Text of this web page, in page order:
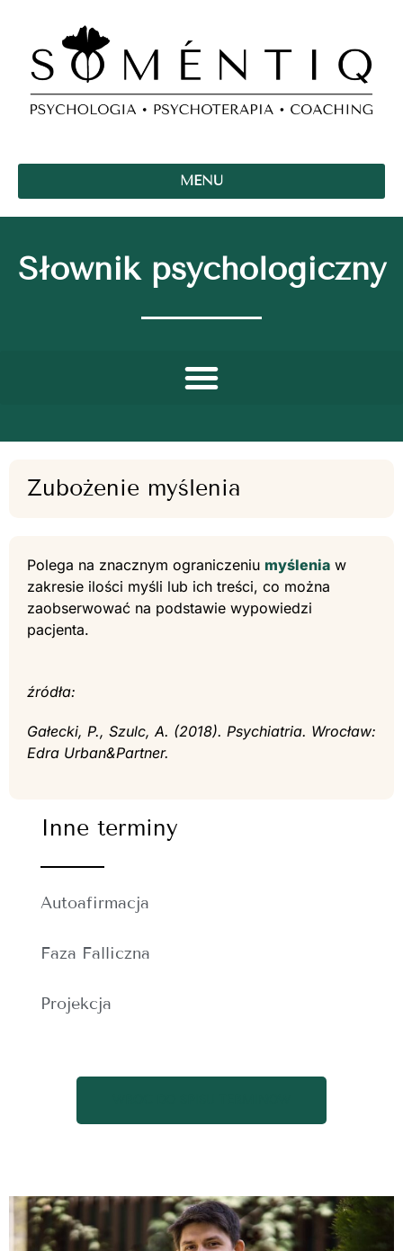
MENU
Słownik psychologiczny
Zubożenie myślenia
Polega na znacznym ograniczeniu myślenia w
zakresie ilości myśli lub ich treści, co można
zaobserwować na podstawie wypowiedzi
pacjenta.
źródła:
Gałecki, P., Szulc, A. (2018). Psychiatria. Wrocław:
Edra Urban&Partner.
Inne terminy
Autoafirmacja
Faza Falliczna
Projekcja